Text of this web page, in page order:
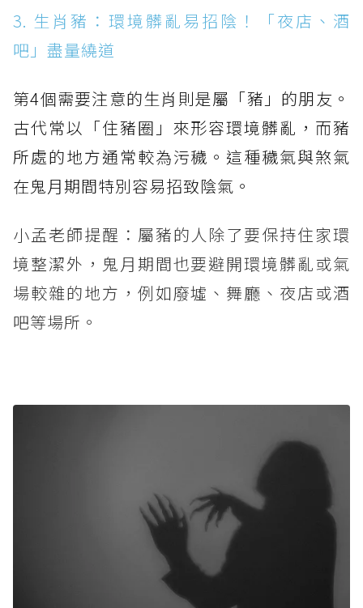
3. 生肖豬：環境髒亂易招陰！「夜店、酒
吧」盡量繞道
第4個需要注意的生肖則是屬「豬」的朋友。
古代常以「住豬圈」來形容環境髒亂，而豬
所處的地方通常較為污穢。這種穢氣與煞氣
在鬼月期間特別容易招致陰氣。
小孟老師提醒：屬豬的人除了要保持住家環
境整潔外，鬼月期間也要避開環境髒亂或氣
場較雜的地方，例如廢墟、舞廳、夜店或酒
吧等場所。